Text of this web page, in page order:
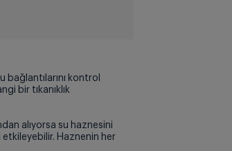
bağlantılarını kontrol
bir tıkanıklık
alıyorsa su haznesini
etkileyebilir. Haznenin her